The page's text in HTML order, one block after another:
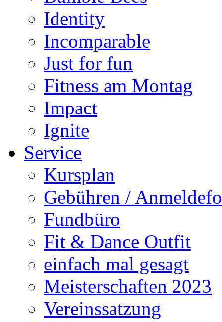
Identity
Incomparable
Just for fun
Fitness am Montag
Impact
Ignite
Service
Kursplan
Gebühren /
Fundbüro
Fit & Dance Outfit
einfach mal gesagt
Meisterschaften 2023
Vereinssatzung